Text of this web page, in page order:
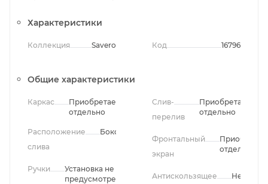
Характеристики
Коллекция Savero Код 16796
Общие характеристики
Каркас
Приобретается
отдельно
Расположение
слива
Боковое
Ручки
Установка не
предусмотрена
Слив-
перелив
Приобретается
отдельно
Фронтальный
экран
отдельно
Антискользящее
Нет